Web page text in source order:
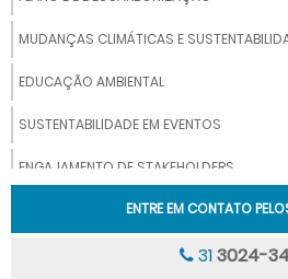
MUDANÇAS CLIMÁTICAS E
EDUCAÇÃO AMBIENTAL
SUSTENTABILIDADE EM EVENTOS
ENGAJAMENTO DE STAKEHOLDERS
ENGEAR LABORATÓRIO
ENTRE EM CONTATO
313024-